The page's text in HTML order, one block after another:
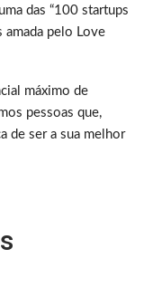
das “100 startups
amada pelo Love
máximo de
pessoas que,
de ser a sua melhor